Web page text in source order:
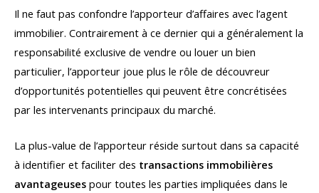
Il ne faut pas confondre l’apporteur d’affaires avec l’agent
immobilier. Contrairement à ce dernier qui a généralement la
responsabilité exclusive de vendre ou louer un bien
particulier, l’apporteur joue plus le rôle de découvreur
d’opportunités potentielles qui peuvent être concrétisées
par les intervenants principaux du marché.
La plus-value de l’apporteur réside surtout dans sa capacité
à identifier et faciliter des transactions immobilières
avantageuses pour toutes les parties impliquées dans le